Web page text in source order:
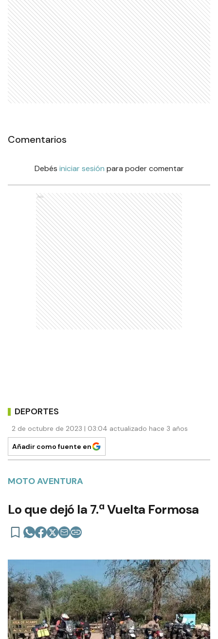
Comentarios
Debés iniciar sesión para poder comentar
Ads
DEPORTES
2 de octubre de 2023 | 03:04 actualizado hace 3 años
Añadir como fuente en
MOTO AVENTURA
Lo que dejó la 7.ª Vuelta Formosa